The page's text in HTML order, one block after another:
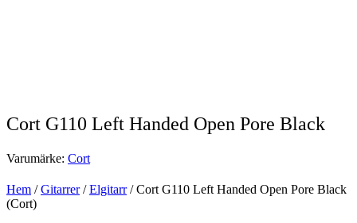
Cort G110 Left Handed Open Pore Black
Varumärke: Cort
Hem /Gitarrer/Elgitarr/ Cort G110 Left Handed Open Pore Black
(Cort)